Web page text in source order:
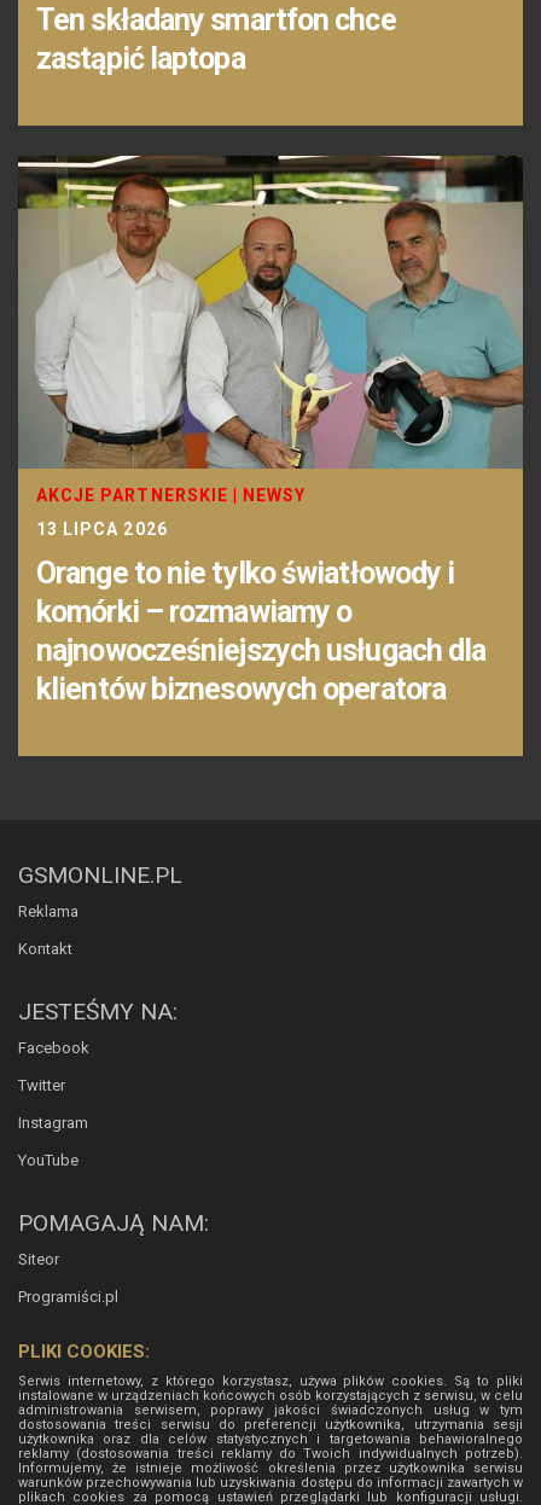
Ten składany smartfon chce
zastąpić laptopa
AKCJE PARTNERSKIE
NEWSY
13 LIPCA 2026
Orange to nie tylko światłowody i
komórki – rozmawiamy o
najnowocześniejszych usługach dla
klientów biznesowych operatora
GSMONLINE.PL
Reklama
Kontakt
JESTEŚMY NA:
Facebook
Twitter
Instagram
YouTube
POMAGAJĄ NAM:
Siteor
Programiści.pl
PLIKI COOKIES:
Serwis internetowy, z którego korzystasz, używa plików cookies. Są to pliki
instalowane w urządzeniach końcowych osób korzystających z serwisu, w celu
administrowania serwisem, poprawy jakości świadczonych usług w tym
dostosowania treści serwisu do preferencji użytkownika, utrzymania sesji
użytkownika oraz dla celów statystycznych i targetowania behawioralnego
reklamy (dostosowania treści reklamy do Twoich indywidualnych potrzeb).
Informujemy, że istnieje możliwość określenia przez użytkownika serwisu
warunków przechowywania lub uzyskiwania dostępu do informacji zawartych w
plikach cookies za pomocą ustawień przeglądarki lub konfiguracji usługi.